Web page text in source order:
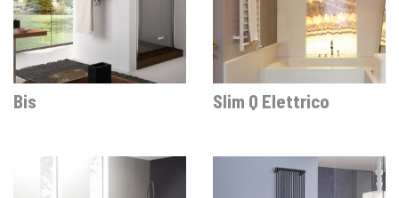
Bis Slim Q Elettrico